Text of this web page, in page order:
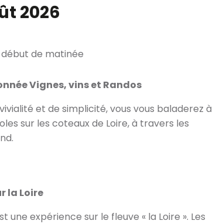
2026
de matinée
Vignes, vins et Randos
et de simplicité, vous vous baladerez à
sur les coteaux de Loire, à travers les
la Loire
expérience sur le fleuve « la Loire ». Les